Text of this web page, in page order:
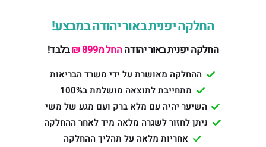
החלקה יפנית באור יהודה במבצע!
החלקה יפנית באור יהודההחל מ899 ₪ בלבד!
ההחלקה מאושרת על ידי משרד הבריאות
מתחייבת לתוצאה מושלמת ב100%
השיער יהיה עם מלא ברק ועם מגע של משי
ניתן לחזור לשגרה מלאה מיד לאחר ההחלקה
אחריות מלאה על תהליך ההחלקה